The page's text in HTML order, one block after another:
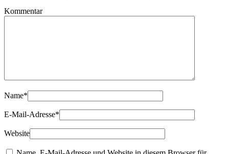
Kommentar
Name*
E-Mail-Adresse*
Website